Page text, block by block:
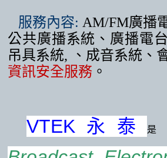
服務內容: AM/FM廣播
公共廣播系統、廣播電
吊具系統,
、成音系統、
資訊安全服務 。
VTEK 永泰 是